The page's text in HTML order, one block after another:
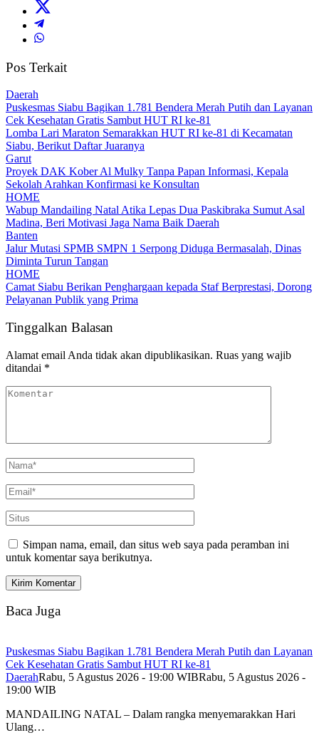
Pos Terkait
Daerah
Puskesmas Siabu Bagikan 1.781 Bendera Merah Putih dan Layanan
Cek Kesehatan Gratis Sambut HUT RI ke-81
Lomba Lari Maraton Semarakkan HUT RI ke-81 di Kecamatan
Siabu, Berikut Daftar Juaranya
Garut
Proyek DAK Kober Al Mulky Tanpa Papan Informasi, Kepala
Sekolah Arahkan Konfirmasi ke Konsultan
HOME
Wabup Mandailing Natal Atika Lepas Dua Paskibraka Sumut Asal
Madina, Beri Motivasi Jaga Nama Baik Daerah
Banten
Jalur Mutasi SPMB SMPN 1 Serpong Diduga Bermasalah, Dinas
Diminta Turun Tangan
HOME
Camat Siabu Berikan Penghargaan kepada Staf Berprestasi, Dorong
Pelayanan Publik yang Prima
Tinggalkan Balasan
Alamat email Anda tidak akan dipublikasikan. Ruas yang wajib
ditandai *
Simpan nama, email, dan situs web saya pada peramban ini
untuk komentar saya berikutnya.
Baca Juga
Puskesmas Siabu Bagikan 1.781 Bendera Merah Putih dan Layanan
Cek Kesehatan Gratis Sambut HUT RI ke-81
DaerahRabu, 5 Agustus 2026 - 19:00 WIBRabu, 5 Agustus 2026 -
19:00 WIB
MANDAILING NATAL – Dalam rangka menyemarakkan Hari
Ulang…